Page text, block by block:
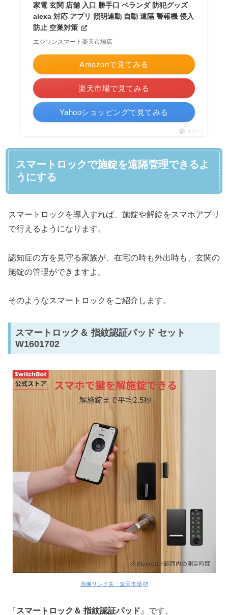
家電 玄関 店舗 入口 勝手口 ベランダ 防犯グッズ
alexa 対応 アプリ 照明連動 自動 遠隔 警報機 侵入
防止 空巣対策
エジソンスマート楽天市場店
Amazonで見てみる
楽天市場で見てみる
Yahooショッピングで見てみる
ポチップ
スマートロックで施錠を遠隔管理できるよ
うにする
スマートロックを導入すれば、施錠や解錠をスマホアプリ
で行えるようになります。
認知症の方を見守る家族が、在宅の時も外出時も、玄関の
施錠の管理ができますよ。
そのようなスマートロックをご紹介します。
スマートロック＆ 指紋認証パッド セット
W1601702
画像リンク先：楽天市場
『スマートロック＆ 指紋認証パッド 』です。